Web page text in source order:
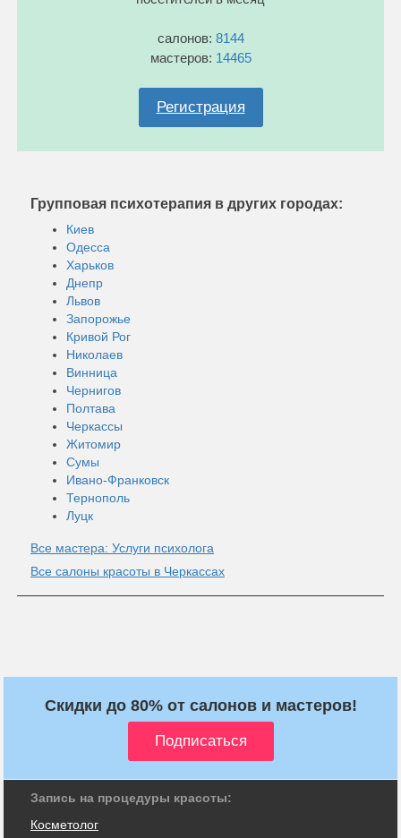
салонов: 8144
мастеров: 14465
Регистрация
Групповая психотерапия в других городах:
Киев
Одесса
Харьков
Днепр
Львов
Запорожье
Кривой Рог
Николаев
Винница
Чернигов
Полтава
Черкассы
Житомир
Сумы
Ивано-Франковск
Тернополь
Луцк
Все мастера: Услуги психолога
Все салоны красоты в Черкассах
Скидки до 80% от салонов и мастеров!
Запись на процедуры красоты:
Косметолог